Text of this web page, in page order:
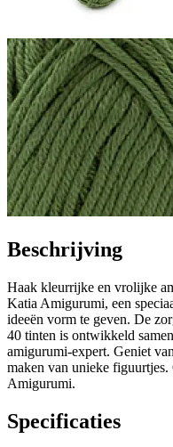
Beschrijving
Haak kleurrijke en vrolijke
Katia Amigurumi, een
ideeën vorm te geven. De
40 tinten is ontwikkeld
amigurumi-expert. Geniet
maken van unieke
Amigurumi.
Specificaties